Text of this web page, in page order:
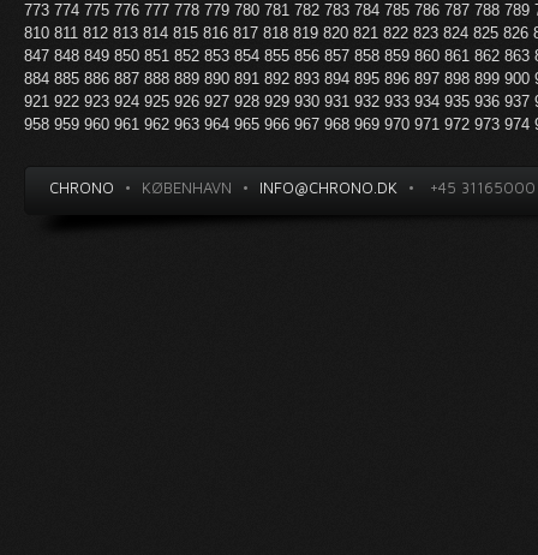
773 774 775 776 777 778 779 780 781 782 783 784 785 786 787 788 789
810 811 812 813 814 815 816 817 818 819 820 821 822 823 824 825 826
847 848 849 850 851 852 853 854 855 856 857 858 859 860 861 862 863
884 885 886 887 888 889 890 891 892 893 894 895 896 897 898 899 900
921 922 923 924 925 926 927 928 929 930 931 932 933 934 935 936 937
958 959 960 961 962 963 964 965 966 967 968 969 970 971 972 973 974
CHRONO • KØBENHAVN • INFO@CHRONO.DK • +45 31165000